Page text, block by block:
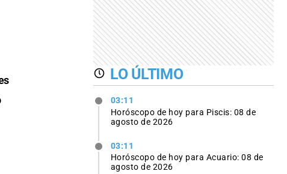
LO ÚLTIMO
03:11
Horóscopo de hoy para Piscis: 08 de
agosto de 2026
03:11
Horóscopo de hoy para Acuario: 08 de
agosto de 2026